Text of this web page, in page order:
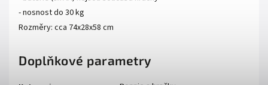
- nosnost do 30 kg
Rozměry: cca 74x28x58 cm
Doplňkové parametry